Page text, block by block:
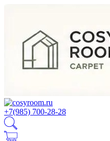
+7(985) 700-28-28